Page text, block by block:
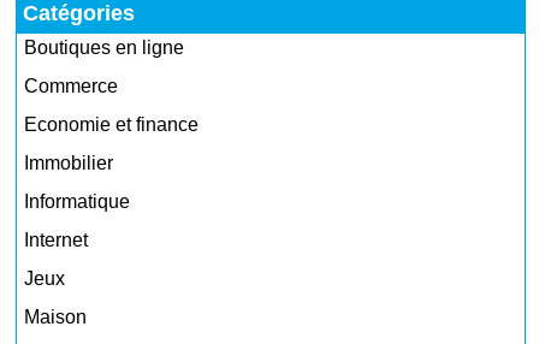
Catégories
Boutiques en ligne
Commerce
Economie et finance
Immobilier
Informatique
Internet
Jeux
Maison